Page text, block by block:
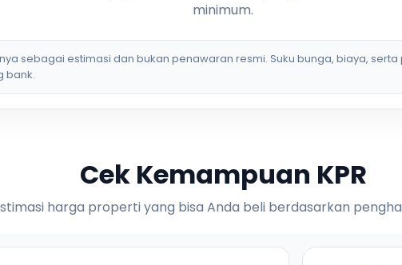
minimum.
sebagai estimasi dan bukan penawaran resmi. Suku bunga, biaya,
bank.
Cek Kemampuan KPR
harga properti yang bisa Anda beli berdasarkan